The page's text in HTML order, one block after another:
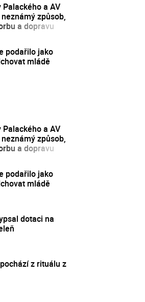
a AV
způsob,
a dopravu
podařilo jako
mládě
a AV
způsob,
a dopravu
podařilo jako
mládě
dotaci na
z rituálu z